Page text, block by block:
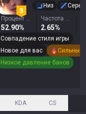
Низ
Процент побед
52.90%
Частота выбора
2.65%
Совпадение стиля игры
Новое для вас
Сильный
Низкое давление банов
KDA CS